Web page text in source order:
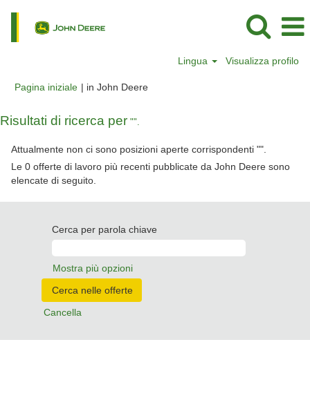
Lingua Visualizza profilo
Pagina iniziale | in John Deere(pagina
Risultati di ricerca per "".
Attualmente non ci sono posizioni aperte corrispondenti "".
Le 0 offerte di lavoro più recenti pubblicate da John Deere sono
elencate di seguito.
Cerca per parola chiave
Mostra più opzioni
Cancella